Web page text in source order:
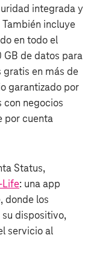
integrada y
incluye
en todo el
de datos para
en más de
garantizado por
con negocios
por cuenta
Status,
Life: una app
donde los
dispositivo,
servicio al